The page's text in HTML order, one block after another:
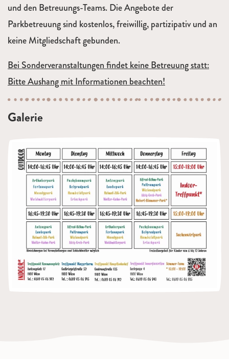
und den Betreuungs-Teams. Die Angebote der
Parkbetreuung sind kostenlos, freiwillig, partizipativ und an
keine Mitgliedschaft gebunden.
Bei Sonderveranstaltungen findet keine Betreuung statt:
Bitte Aushang mit Informationen beachten!
Galerie